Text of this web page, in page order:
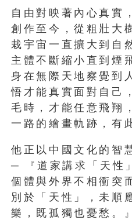
自由對映著內心真實
創作至今，從粗壯大
栽宇宙一直擴大到自
主體不斷縮小直到煙
身在無際天地察覺到
悟才能真實面對自己
毛時，才能任意飛翔
一路的繪畫軌跡，有
他正以中國文化的智
─
『 道家講求「天性
個體與外界不相衝突
別於「天性」，未順
樂，既孤獨也憂愁。